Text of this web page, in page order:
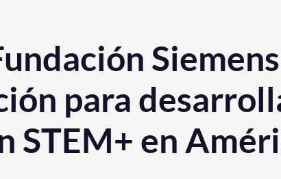
para
STEM+ en